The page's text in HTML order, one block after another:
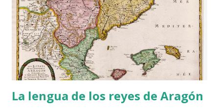
bocarriba a esperar que le llovieran panes del cielo,
mientras ella se destroncaba los riñones tratando de
mantener a flote un hogar emparapetado con alfileres,
donde había tanto que hacer, tanto que soportar y corregir
desde que amanecía...
La lengua de los reyes de Aragón